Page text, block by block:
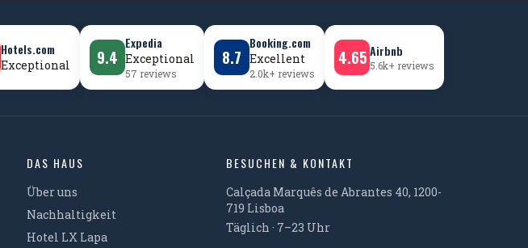
Hotels.com
Exceptional 9.4
Expedia
Exceptional
57 reviews
8.7
Booking.com
Excellent
2.0k+ reviews
4.65 Airbnb
5.6k+ reviews
DAS HAUS
Über uns
Nachhaltigkeit
Hotel LX Lapa
BESUCHEN & KONTAKT
Calçada Marquês de Abrantes 40, 1200-
719 Lisboa
Täglich · 7–23 Uhr